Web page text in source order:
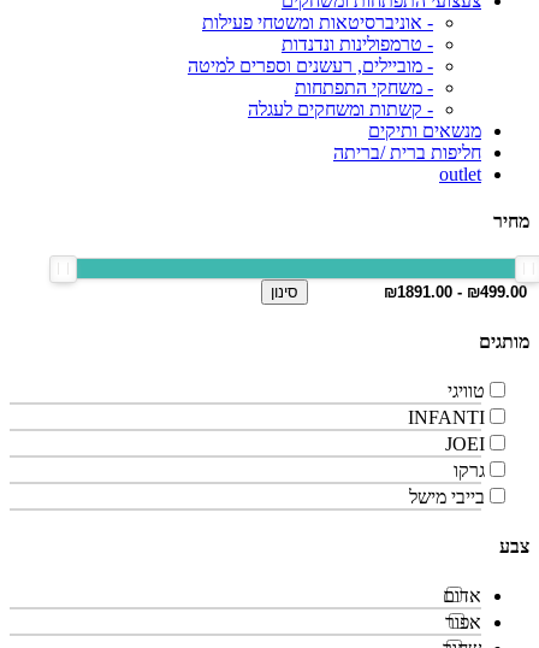
- אוניברסיטאות ומשטחי פעילות
- טרמפולינות ונדנדות
- מוביילים, רעשנים וספרים למיטה
- משחקי התפתחות
- קשתות ומשחקים לעגלה
מנשאים ותיקים
חליפות ברית /בריתה
outlet
מחיר
סינון
מותגים
טוויגי
INFANTI
JOEI
גרקו
בייבי מישל
צבע
אדום
אפור